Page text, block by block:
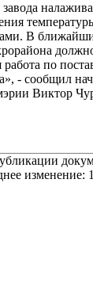
В
работа по
- сообщил
Виктор
изменение: